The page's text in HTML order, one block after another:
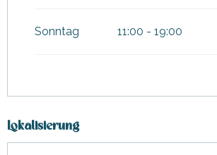
Sonntag 11:00 - 19:00
Lokalisierung